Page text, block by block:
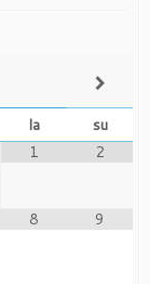
la
su
1
2
8 9